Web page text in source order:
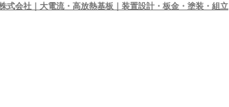
式会社｜大電流・高放熱基板｜装置設計・板金・塗装・組立